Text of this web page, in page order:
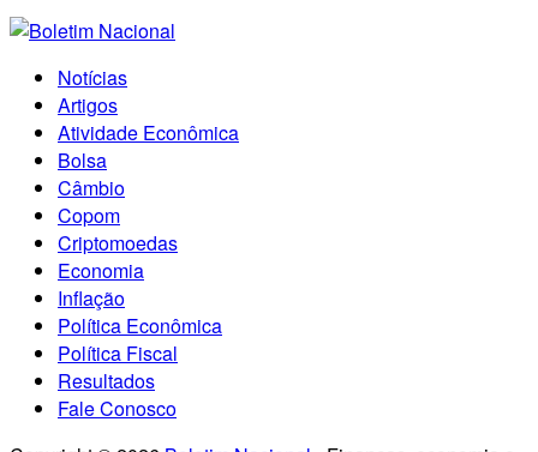
Notícias
Artigos
Atividade Econômica
Bolsa
Câmbio
Copom
Criptomoedas
Economia
Inflação
Política Econômica
Política Fiscal
Resultados
Fale Conosco